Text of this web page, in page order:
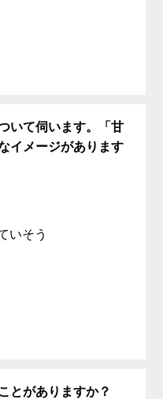
いて伺います。「甘
イメージがあります
いそう
とがありますか？